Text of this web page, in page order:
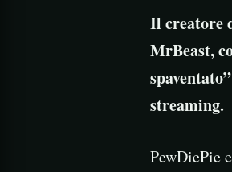
Il creatore
MrBeast,
streaming.
PewDiePie